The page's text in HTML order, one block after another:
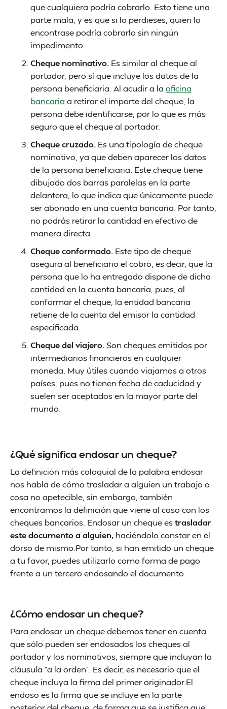
que cualquiera podría cobrarlo. Esto tiene una
parte mala, y es que si lo perdieses, quien lo
encontrase podría cobrarlo sin ningún
impedimento.
Cheque nominativo. Es similar al cheque al
portador, pero sí que incluye los datos de la
persona beneficiaria. Al acudir a la oficina
bancaria a retirar el importe del cheque, la
persona debe identificarse, por lo que es más
seguro que el cheque al portador.
Cheque cruzado. Es una tipología de cheque
nominativo, ya que deben aparecer los datos
de la persona beneficiaria. Este cheque tiene
dibujado dos barras paralelas en la parte
delantera, lo que indica que únicamente puede
ser abonado en una cuenta bancaria. Por tanto,
no podrás retirar la cantidad en efectivo de
manera directa.
Cheque conformado. Este tipo de cheque
asegura al beneficiario el cobro, es decir, que la
persona que lo ha entregado dispone de dicha
cantidad en la cuenta bancaria, pues, al
conformar el cheque, la entidad bancaria
retiene de la cuenta del emisor la cantidad
especificada.
Cheque del viajero. Son cheques emitidos por
intermediarios financieros en cualquier
moneda. Muy útiles cuando viajamos a otros
países, pues no tienen fecha de caducidad y
suelen ser aceptados en la mayor parte del
mundo.
¿Qué significa endosar un cheque?
La definición más coloquial de la palabra endosar
nos habla de cómo trasladar a alguien un trabajo o
cosa no apetecible, sin embargo, también
encontramos la definición que viene al caso con los
cheques bancarios. Endosar un cheque estrasladar
este documento a alguien, haciéndolo constar en el
dorso de mismo.Por tanto, si han emitido un cheque
a tu favor, puedes utilizarlo como forma de pago
frente a un tercero endosando el documento.
¿Cómo endosar un cheque?
Para endosar un cheque debemos tener en cuenta
que sólo pueden ser endosados los cheques al
portador y los nominativos, siempre que incluyan la
cláusula “a la orden”. Es decir, es necesario que el
cheque incluya la firma del primer originador.El
endoso es la firma que se incluye en la parte